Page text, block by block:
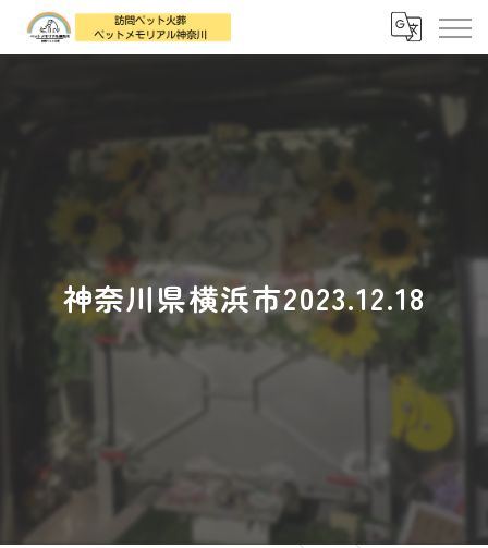
神奈川県横浜市2023.12.18